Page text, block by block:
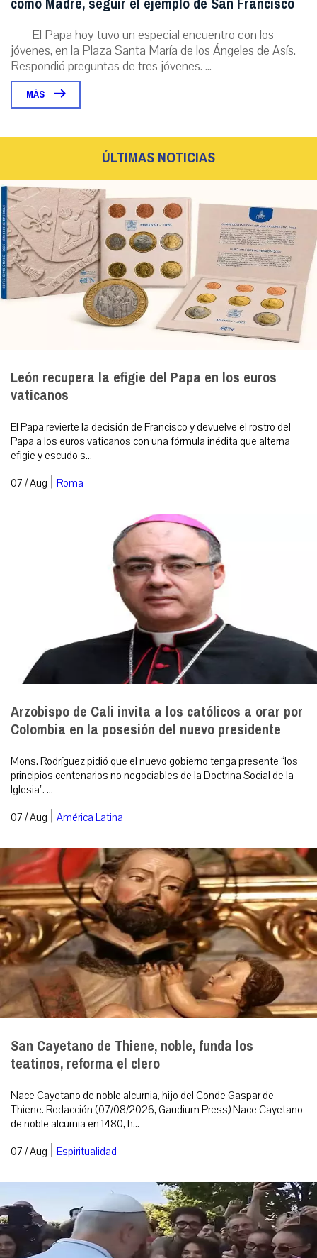
El Papa hoy tuvo un especial encuentro con los
jóvenes, en la Plaza Santa María de los Ángeles de Asís.
Respondió preguntas de tres jóvenes. ...
MÁS
ÚLTIMAS NOTICIAS
León recupera la efigie del Papa en los euros
vaticanos
El Papa revierte la decisión de Francisco y devuelve el rostro del
Papa a los euros vaticanos con una fórmula inédita que alterna
efigie y escudo s...
07 / Aug | Roma
Arzobispo de Cali invita a los católicos a orar por
Colombia en la posesión del nuevo presidente
Mons. Rodríguez pidió que el nuevo gobierno tenga presente “los
principios centenarios no negociables de la Doctrina Social de la
Iglesia”. ...
07 / Aug | América Latina
San Cayetano de Thiene, noble, funda los
teatinos, reforma el clero
Nace Cayetano de noble alcurnia, hijo del Conde Gaspar de
Thiene. Redacción (07/08/2026, Gaudium Press) Nace Cayetano
de noble alcurnia en 1480, h...
07 / Aug | Espiritualidad